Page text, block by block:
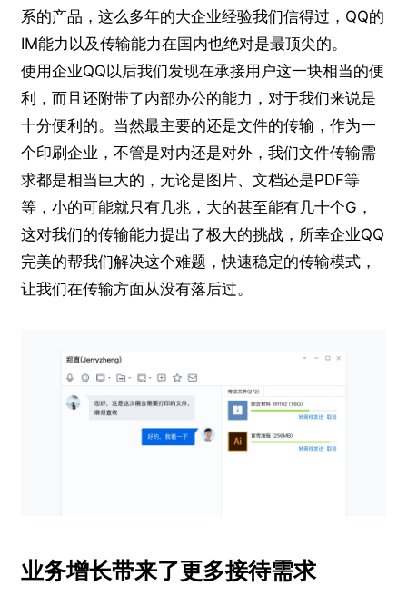
系的产品，这么多年的大企业经验我们信得过，QQ的
IM能力以及传输能力在国内也绝对是最顶尖的。
使用企业QQ以后我们发现在承接用户这一块相当的便
利，而且还附带了内部办公的能力，对于我们来说是
十分便利的。当然最主要的还是文件的传输，作为一
个印刷企业，不管是对内还是对外，我们文件传输需
求都是相当巨大的，无论是图片、文档还是PDF等
等，小的可能就只有几兆，大的甚至能有几十个G，
这对我们的传输能力提出了极大的挑战，所幸企业QQ
完美的帮我们解决这个难题，快速稳定的传输模式，
让我们在传输方面从没有落后过。
业务增长带来了更多接待需求